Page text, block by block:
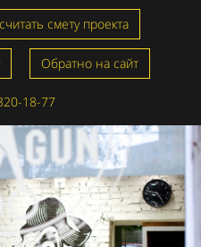
смету проекта
Обратно на сайт
18-77